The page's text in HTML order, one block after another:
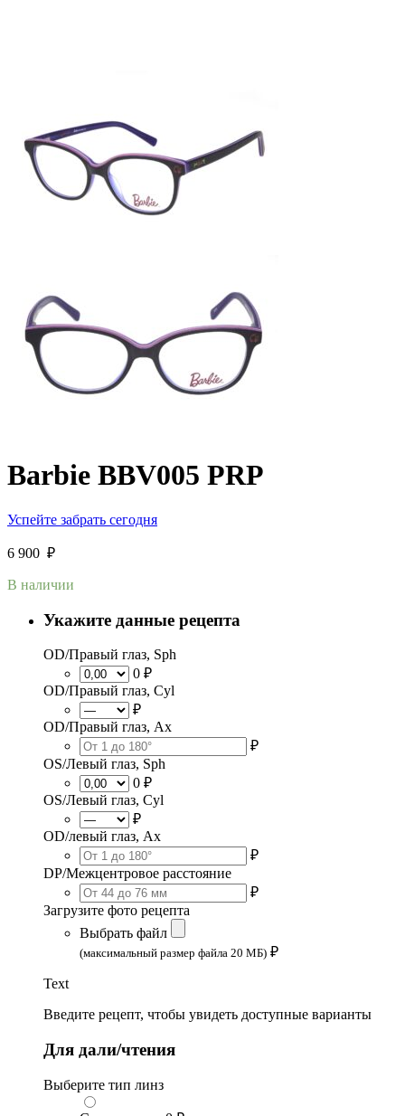
Barbie BBV005 PRP
Успейте забрать сегодня
6 900 ₽
В наличии
Укажите данные рецепта
OD/Правый глаз, Sph
0 ₽
OD/Правый глаз, Cyl
₽
OD/Правый глаз, Ax
₽
OS/Левый глаз, Sph
0 ₽
OS/Левый глаз, Cyl
₽
OD/левый глаз, Ax
₽
DP/Межцентровое расстояние
₽
Загрузите фото рецепта
Выбрать файл
(максимальный размер файла 20 МБ) ₽
Text
Введите рецепт, чтобы увидеть доступные варианты
Для дали/чтения
Выберите тип линз